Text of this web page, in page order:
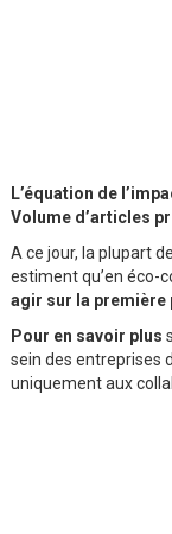
L’équation de
Volume d’articles
A ce jour, la plupart
estiment qu’en éco-
agir sur la première
Pour en savoir plus
sein des entreprises
uniquement aux